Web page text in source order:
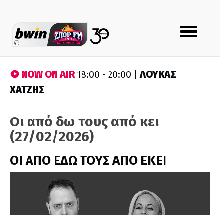
Toggle
navigation
NOW ON AIR18:00 - 20:00 |ΛΟΥΚΑΣ
ΧΑΤΖΗΣ
Οι από δω τους από κει
(27/02/2026)
ΟΙ ΑΠΟ ΕΔΩ ΤΟΥΣ ΑΠΟ ΕΚΕΙ